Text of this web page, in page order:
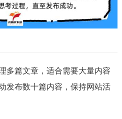
多篇文章，适合需要大量内容
发布数十篇内容，保持网站活